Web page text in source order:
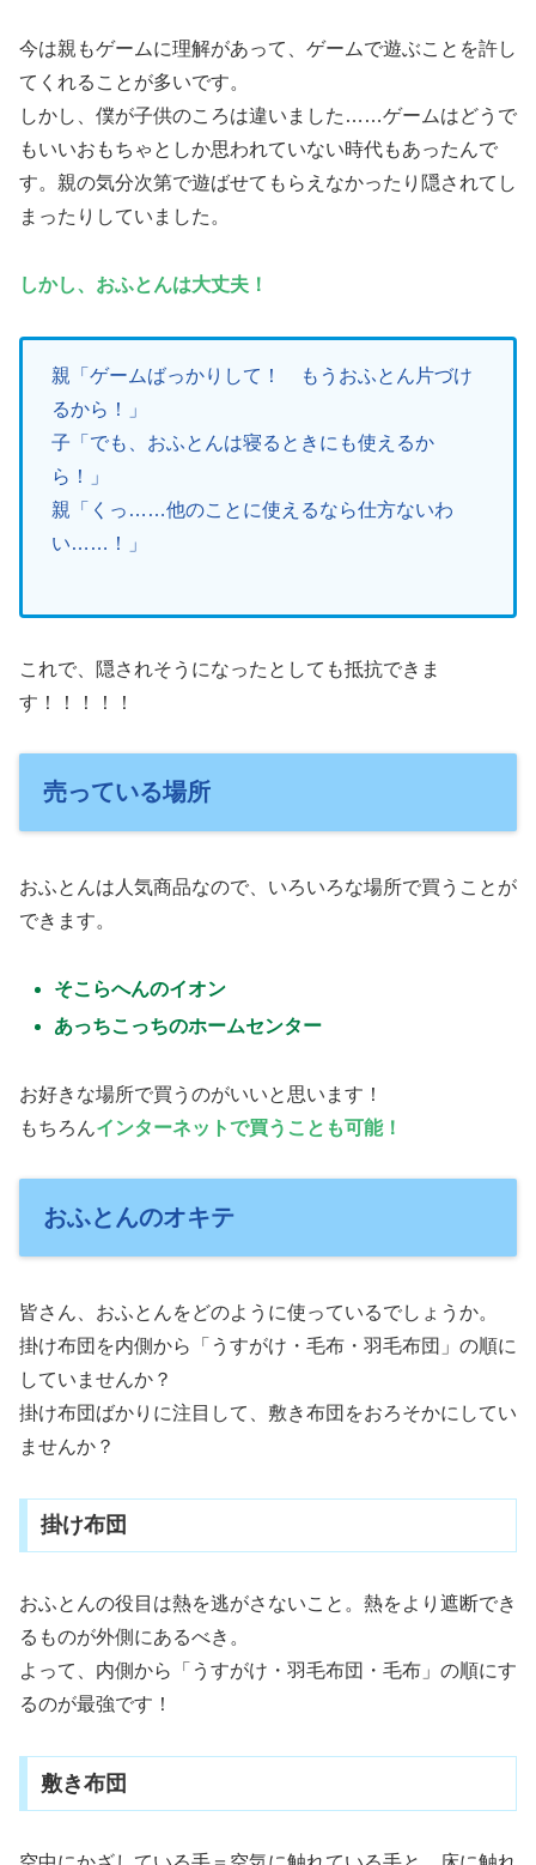
今は親もゲームに理解があって、ゲームで遊ぶことを許し
てくれることが多いです。
しかし、僕が子供のころは違いました……ゲームはどうで
もいいおもちゃとしか思われていない時代もあったんで
す。親の気分次第で遊ばせてもらえなかったり隠されてし
まったりしていました。
しかし、おふとんは大丈夫！
親「ゲームばっかりして！ もうおふとん片づけ
るから！」
子「でも、おふとんは寝るときにも使えるか
ら！」
親「くっ……他のことに使えるなら仕方ないわ
い……！」
これで、隠されそうになったとしても抵抗できま
す！！！！！
売っている場所
おふとんは人気商品なので、いろいろな場所で買うことが
できます。
そこらへんのイオン
あっちこっちのホームセンター
お好きな場所で買うのがいいと思います！
もちろんインターネットで買うことも可能！
おふとんのオキテ
皆さん、おふとんをどのように使っているでしょうか。
掛け布団を内側から「うすがけ・毛布・羽毛布団」の順に
していませんか？
掛け布団ばかりに注目して、敷き布団をおろそかにしてい
ませんか？
掛け布団
おふとんの役目は熱を逃がさないこと。熱をより遮断でき
るものが外側にあるべき。
よって、内側から「うすがけ・羽毛布団・毛布」の順にす
るのが最強です！
敷き布団